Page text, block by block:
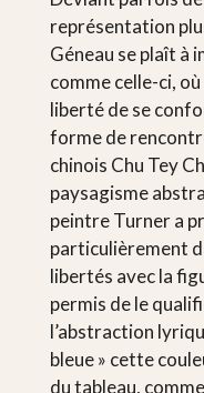
représentation
Géneau se plaît à
comme celle-ci,
liberté de se
forme de
chinois Chu Tey
paysagisme
peintre Turner a
particulièrement
libertés avec la
permis de le
l’abstraction
bleue » cette
du tableau,